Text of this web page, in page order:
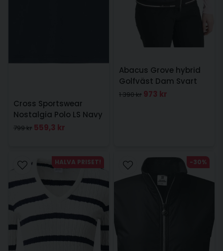
Cross Sportswear
Nostalgia Polo LS Navy
799 kr 559,3 kr
Abacus Grove hybrid
Golfväst Dam Svart
1 390 kr 973 kr
HALVA PRISET! -30%